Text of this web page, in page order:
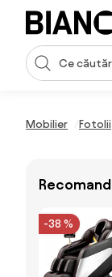
Sari peste
Introducerea
Mobilier Fotolii
-38 %